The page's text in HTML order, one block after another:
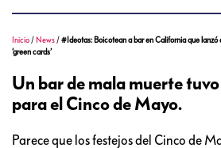
Inicio / News /#Ideotas: Boicotean a bar en California que
‘green cards’
Un bar de mala muerte
para el Cinco de Mayo.
Parece que los festejos del Cinco de